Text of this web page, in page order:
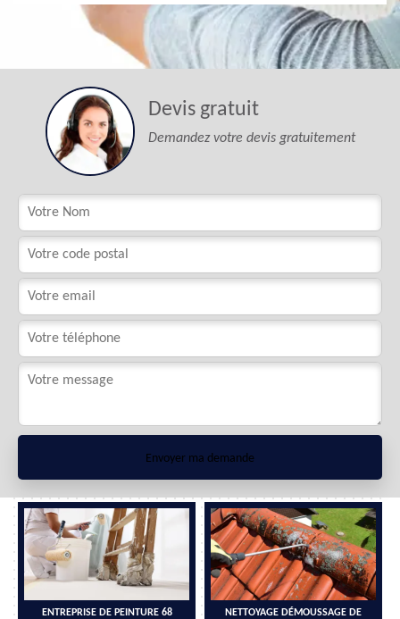
Devis gratuit
Demandez votre devis gratuitement
ENTREPRISE DE PEINTURE 68
NETTOYAGE DÉMOUSSAGE DE